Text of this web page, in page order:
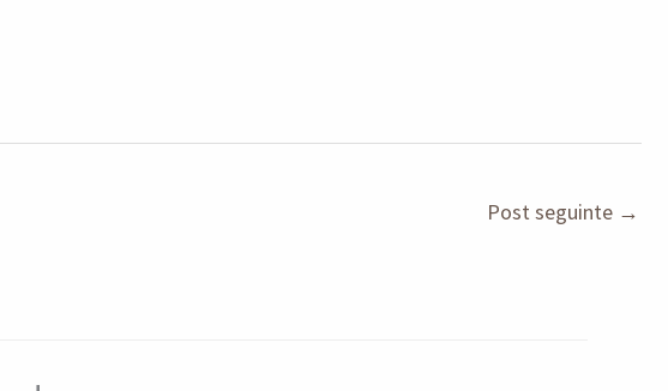
Post seguinte →